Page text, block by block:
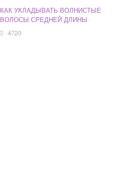
КАК УКЛАДЫВАТЬ ВОЛНИСТЫЕ
ВОЛОСЫ СРЕДНЕЙ ДЛИНЫ
4720